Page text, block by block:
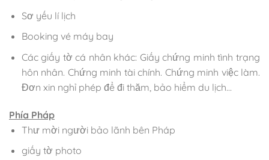
Sơ yếu lí lịch
Booking vé máy bay
Các giấy tờ cá nhân khác: Giấy chứng minh tình trạng
hôn nhân. Chứng minh tài chính. Chứng minh việc làm.
Đơn xin nghỉ phép để đi thăm, bảo hiểm du lịch…
Phía Pháp
Thư mời người bảo lãnh bên Pháp
giấy tờ photo